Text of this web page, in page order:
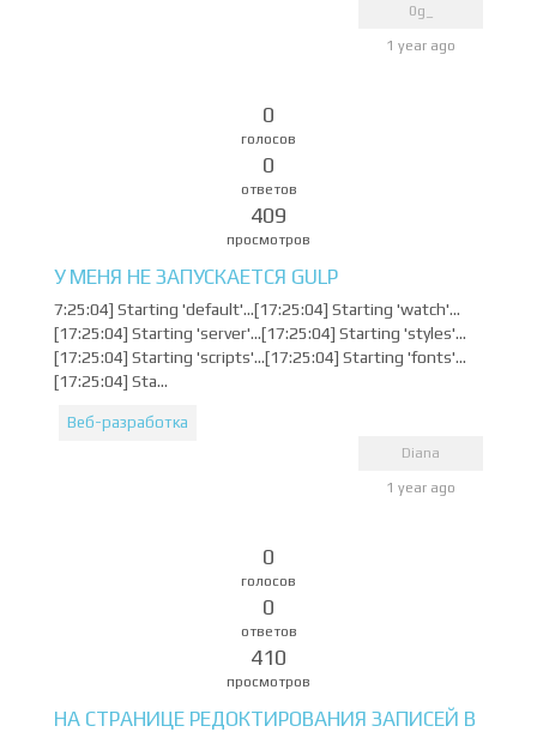
0g_
1 year ago
0
голосов
0
ответов
409
просмотров
У МЕНЯ НЕ ЗАПУСКАЕТСЯ GULP
7:25:04] Starting 'default'...[17:25:04] Starting 'watch'...
[17:25:04] Starting 'server'...[17:25:04] Starting 'styles'...
[17:25:04] Starting 'scripts'...[17:25:04] Starting 'fonts'...
[17:25:04] Sta...
Веб-разработка
Diana
1 year ago
0
голосов
0
ответов
410
просмотров
НА СТРАНИЦЕ РЕДОКТИРОВАНИЯ ЗАПИСЕЙ В